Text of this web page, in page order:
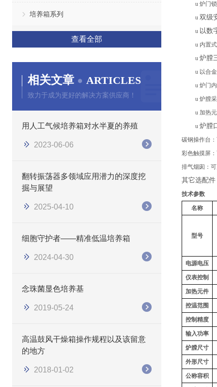
培养箱系列
查看全部
相关文章 ARTICLES
致力于成为更好的解决方案供应商！
用人工气候培养箱对水半夏的养殖
2023-06-06
翻转振荡器多领域应用潜力的深度挖
掘与展望
2025-04-10
细胞守护者——精准低温培养箱
2024-04-30
念珠菌显色培养基
2019-05-24
高温鼓风干燥箱操作规程以及该留意
的地方
2018-01-02
u 炉门
u 双级
u 以数
u 内置
u 炉膛
u 以合
u 炉门
u 炉膛
u 加热
u 炉膛
碳钢操作台
彩色触摸屏
排气烟囱：
其它选配
技术参数
名称
型号
电源电压
仪表控制
加热元件
控温范围
控制精度
输入功率
炉膛尺寸
外形尺寸
公称容积